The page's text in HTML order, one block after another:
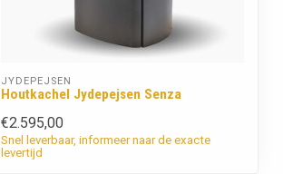
JYDEPEJSEN
Houtkachel Jydepejsen Senza
€2.595,00
Snel leverbaar, informeer naar de exacte
levertijd